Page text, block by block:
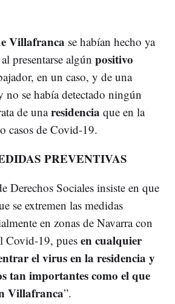
Villafranca se habían hecho ya
presentarse algún positivo
en un caso, y de una
no se había detectado ningún
de unaresidencia que en la
casos de Covid-19.
PREVENTIVAS
Derechos Sociales insiste en que
se extremen las medidas
en zonas de Navarra con
Covid-19, pues en cualquier
el virus en la residencia y
tan importantes como el que
Villafranca”.